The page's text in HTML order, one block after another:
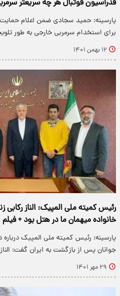
فدراسیون فوتبال هر چه سریعتر
پارسینه: حمید سجادی ضمن اعلام
برای استخدام سرمربی خارجی به طور
۱۲ بهمن ۱۴۰۱
رئیس کمیته ملی المپیک: الناز
خانواده میهمان ما در هتل بود + فیلم
پارسینه: رئیس کمیته ملی المپیک درباره
جوانان پس از بازگشت به ایران گفت:
۲۹ مهر ۱۴۰۱